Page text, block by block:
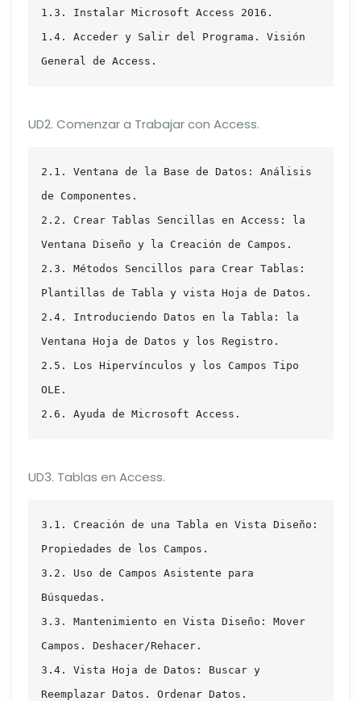
1.3. Instalar Microsoft Access 2016.
1.4. Acceder y Salir del Programa. Visión
General de Access.
UD2. Comenzar a Trabajar con Access.
2.1. Ventana de la Base de Datos: Análisis
de Componentes.
2.2. Crear Tablas Sencillas en Access: la
Ventana Diseño y la Creación de Campos.
2.3. Métodos Sencillos para Crear Tablas:
Plantillas de Tabla y vista Hoja de Datos.
2.4. Introduciendo Datos en la Tabla: la
Ventana Hoja de Datos y los Registro.
2.5. Los Hipervínculos y los Campos Tipo
OLE.
2.6. Ayuda de Microsoft Access.
UD3. Tablas en Access.
3.1. Creación de una Tabla en Vista Diseño:
Propiedades de los Campos.
3.2. Uso de Campos Asistente para
Búsquedas.
3.3. Mantenimiento en Vista Diseño: Mover
Campos. Deshacer/Rehacer.
3.4. Vista Hoja de Datos: Buscar y
Reemplazar Datos. Ordenar Datos.